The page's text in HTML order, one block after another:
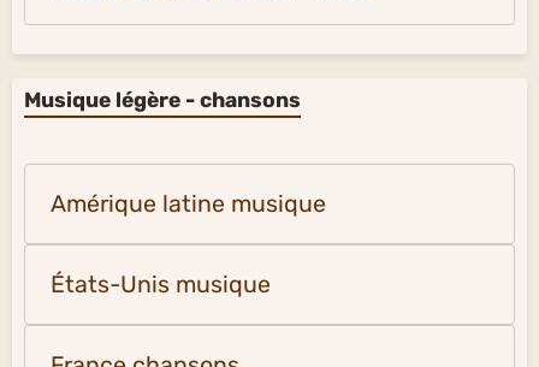
Musique légère - chansons
Amérique latine musique
États-Unis musique